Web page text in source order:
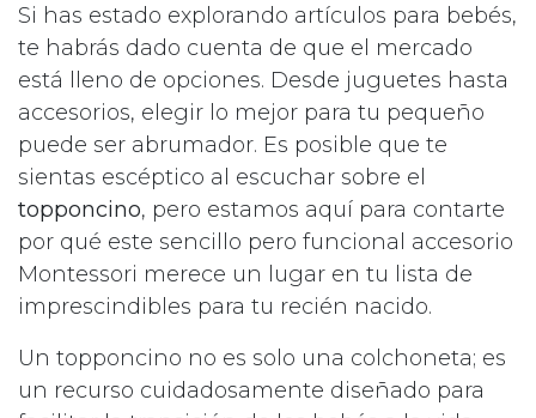
Si has estado explorando artículos para bebés,
te habrás dado cuenta de que el mercado
está lleno de opciones. Desde juguetes hasta
accesorios, elegir lo mejor para tu pequeño
puede ser abrumador. Es posible que te
sientas escéptico al escuchar sobre el
topponcino, pero estamos aquí para contarte
por qué este sencillo pero funcional accesorio
Montessori merece un lugar en tu lista de
imprescindibles para tu recién nacido.
Un topponcino no es solo una colchoneta; es
un recurso cuidadosamente diseñado para